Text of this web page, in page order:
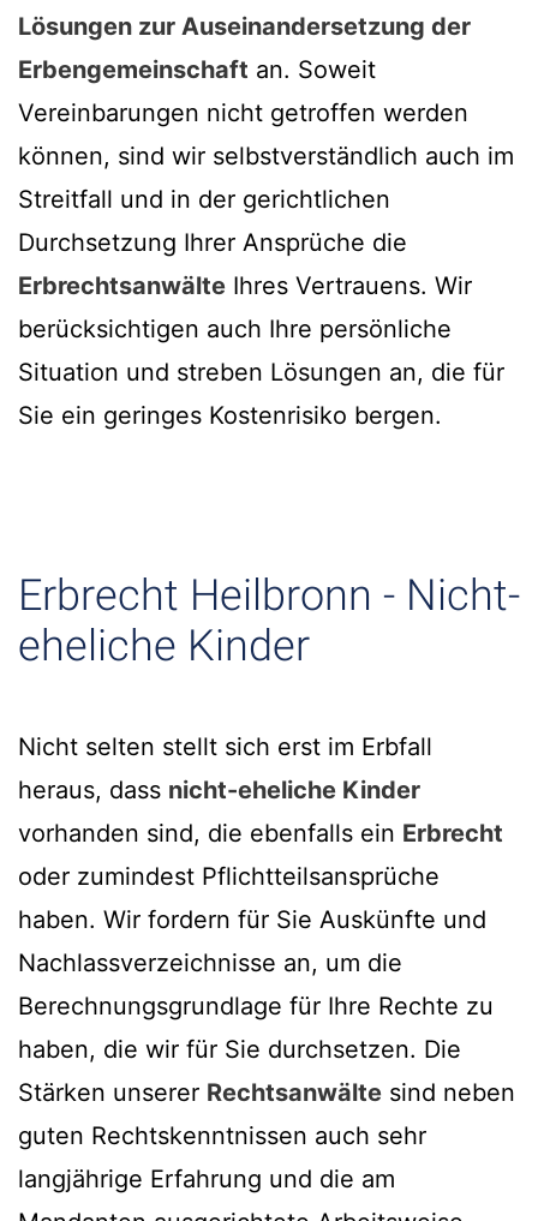
Lösungen zur Auseinandersetzung der
Erbengemeinschaft an. Soweit
Vereinbarungen nicht getroffen werden
können, sind wir selbstverständlich auch im
Streitfall und in der gerichtlichen
Durchsetzung Ihrer Ansprüche die
Erbrechtsanwälte Ihres Vertrauens. Wir
berücksichtigen auch Ihre persönliche
Situation und streben Lösungen an, die für
Sie ein geringes Kostenrisiko bergen.
Erbrecht Heilbronn - Nicht-
eheliche Kinder
Nicht selten stellt sich erst im Erbfall
heraus, dass nicht-eheliche Kinder
vorhanden sind, die ebenfalls ein Erbrecht
oder zumindest Pflichtteilsansprüche
haben. Wir fordern für Sie Auskünfte und
Nachlassverzeichnisse an, um die
Berechnungsgrundlage für Ihre Rechte zu
haben, die wir für Sie durchsetzen. Die
Stärken unserer Rechtsanwälte sind neben
guten Rechtskenntnissen auch sehr
langjährige Erfahrung und die am